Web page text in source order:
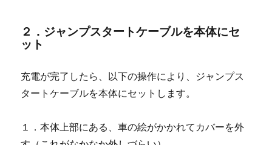
２．ジャンプスタートケーブルを本体にセ
ット
充電が完了したら、以下の操作により、ジャンプス
タートケーブルを本体にセットします。
１．本体上部にある、車の絵がかかれてカバーを外